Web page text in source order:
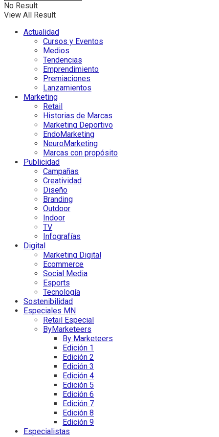
No Result
View All Result
Actualidad
Cursos y Eventos
Medios
Tendencias
Emprendimiento
Premiaciones
Lanzamientos
Marketing
Retail
Historias de Marcas
Marketing Deportivo
EndoMarketing
NeuroMarketing
Marcas con propósito
Publicidad
Campañas
Creatividad
Diseño
Branding
Outdoor
Indoor
TV
Infografías
Digital
Marketing Digital
Ecommerce
Social Media
Esports
Tecnología
Sostenibilidad
Especiales MN
Retail Especial
ByMarketeers
By Marketeers
Edición 1
Edición 2
Edición 3
Edición 4
Edición 5
Edición 6
Edición 7
Edición 8
Edición 9
Especialistas